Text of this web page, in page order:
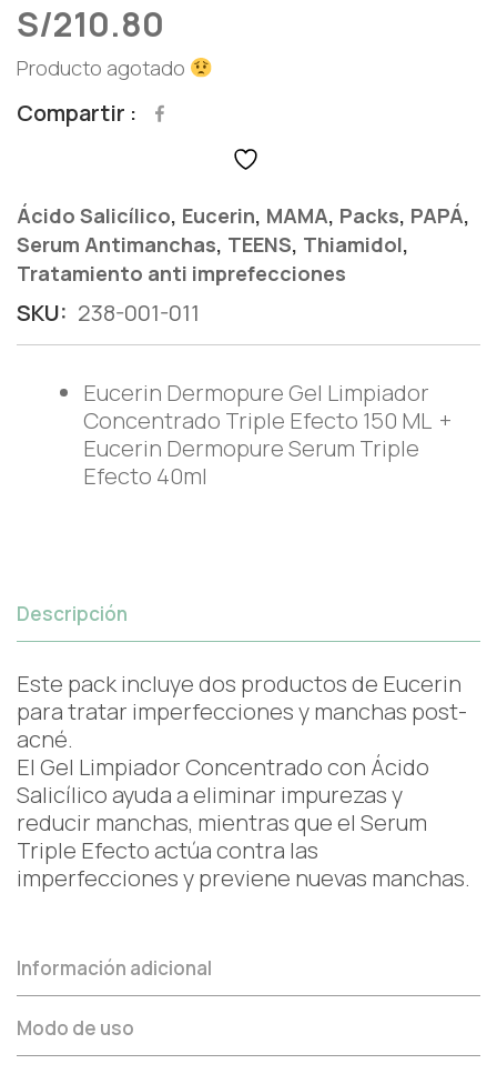
S/210.80
Producto agotado
Compartir
Ácido Salicílico, Eucerin, MAMA, Packs, PAPÁ,
Serum Antimanchas, TEENS, Thiamidol,
Tratamiento anti imprefecciones
SKU: 238-001-011
Eucerin Dermopure Gel Limpiador
Concentrado Triple Efecto 150 ML +
Eucerin Dermopure Serum Triple
Efecto 40ml
Descripción
Este pack incluye dos productos de Eucerin
para tratar imperfecciones y manchas post-
acné.
El Gel Limpiador Concentrado con Ácido
Salicílico ayuda a eliminar impurezas y
reducir manchas, mientras que el Serum
Triple Efecto actúa contra las
imperfecciones y previene nuevas manchas.
Información adicional
Modo de uso